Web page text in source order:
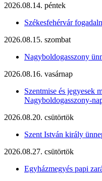
2026.08.14. péntek
Székesfehérvár
2026.08.15. szombat
Nagyboldogasszony
2026.08.16. vasárnap
Szentmise és jegyesek
Nagyboldogasszony-
2026.08.20. csütörtök
Szent István király
2026.08.27. csütörtök
Egyházmegyés papi